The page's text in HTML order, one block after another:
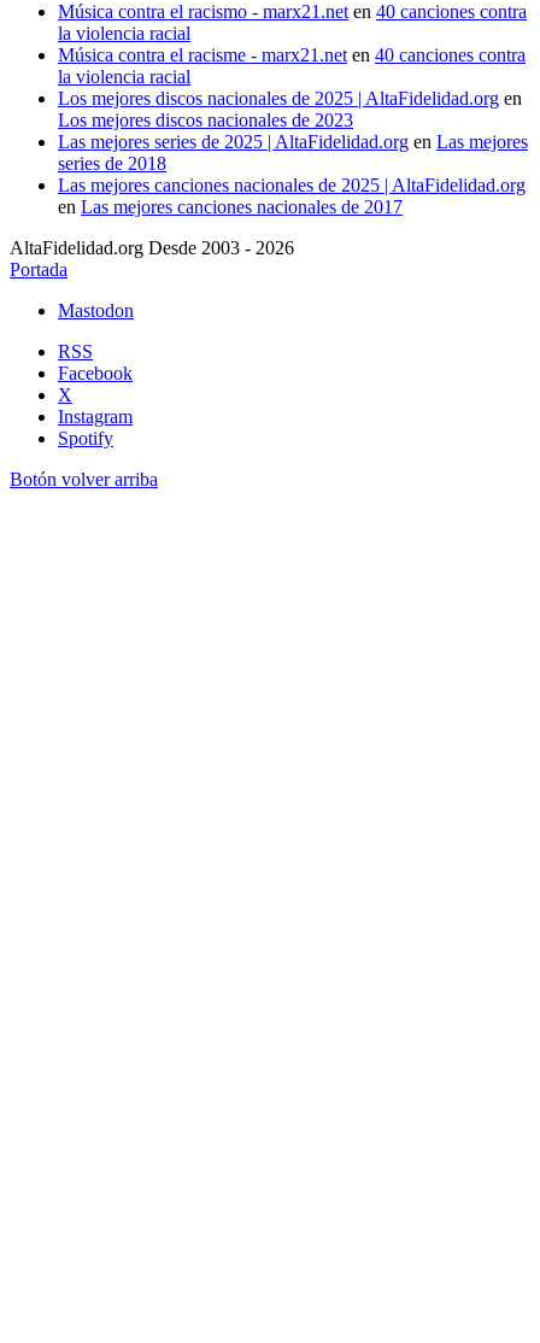
Música contra el racismo - marx21.neten 40 canciones contra
la violencia racial
Música contra el racisme - marx21.neten 40 canciones contra
la violencia racial
Los mejores discos nacionales de 2025 | AltaFidelidad.org en
Los mejores discos nacionales de 2023
Las mejores series de 2025 | AltaFidelidad.org en Las mejores
series de 2018
Las mejores canciones nacionales de 2025 | AltaFidelidad.org
en Las mejores canciones nacionales de 2017
AltaFidelidad.org Desde 2003 - 2026
Portada
Mastodon
RSS
Facebook
X
Instagram
Spotify
Botón volver arriba